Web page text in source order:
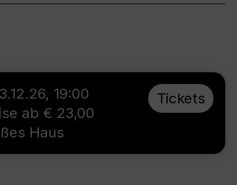
, 19:00
ab € 23,00
Haus
Tickets